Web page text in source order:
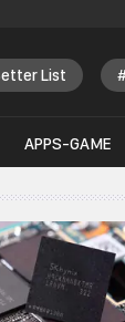
List
APPS-GAME